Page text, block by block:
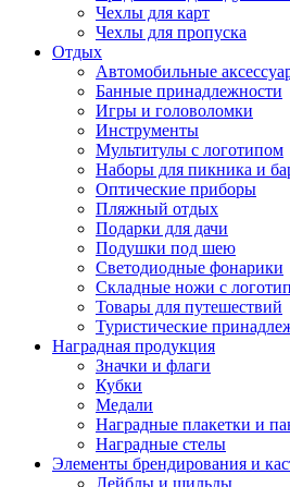
Чехлы для карт
Чехлы для пропуска
Отдых
Автомобильные
Банные принадлежности
Игры и головоломки
Инструменты
Мультитулы с логотипом
Наборы для пикника и
Оптические приборы
Пляжный отдых
Подарки для дачи
Подушки под шею
Светодиодные фонарики
Складные ножи с
Товары для путешествий
Туристические
Наградная продукция
Значки и флаги
Кубки
Медали
Наградные плакетки и
Наградные стелы
Элементы брендирования и